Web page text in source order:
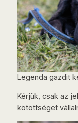
Legenda gazdit
Kérjük, csak az
kötöttséget